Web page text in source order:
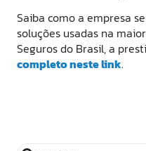
Saiba como a empresa
soluções usadas na
Seguros do Brasil, a
completo neste link.